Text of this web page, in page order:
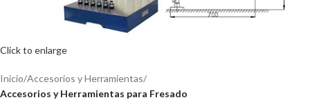
Click to enlarge
Inicio Accesorios y Herramientas
Accesorios y Herramientas para Fresado